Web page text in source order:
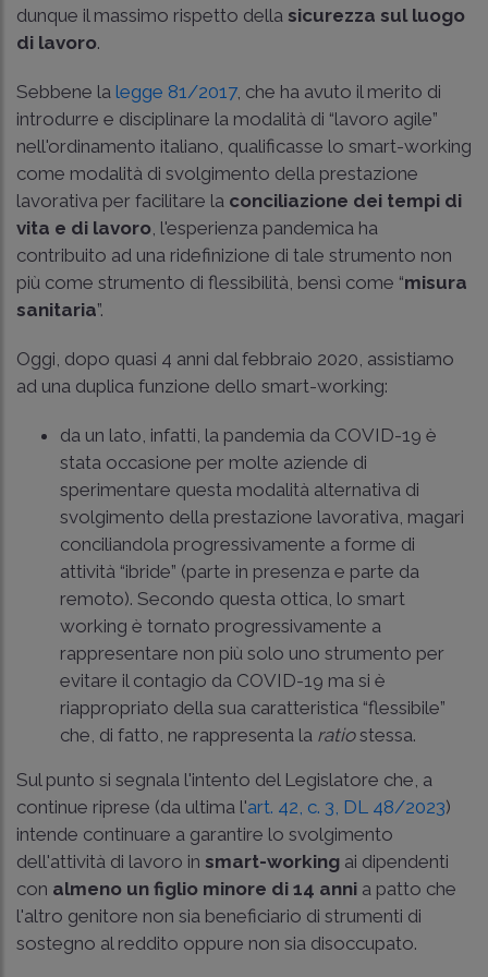
dunque il massimo rispetto della sicurezza sul luogo
di lavoro.
Sebbene la legge 81/2017, che ha avuto il merito di
introdurre e disciplinare la modalità di “lavoro agile”
nell'ordinamento italiano, qualificasse lo smart-working
come modalità di svolgimento della prestazione
lavorativa per facilitare la conciliazione dei tempi di
vita e di lavoro, l'esperienza pandemica ha
contribuito ad una ridefinizione di tale strumento non
più come strumento di flessibilità, bensì come “misura
sanitaria”.
Oggi, dopo quasi 4 anni dal febbraio 2020, assistiamo
ad una duplica funzione dello smart-working:
da un lato, infatti, la pandemia da COVID-19 è
stata occasione per molte aziende di
sperimentare questa modalità alternativa di
svolgimento della prestazione lavorativa, magari
conciliandola progressivamente a forme di
attività “ibride” (parte in presenza e parte da
remoto). Secondo questa ottica, lo smart
working è tornato progressivamente a
rappresentare non più solo uno strumento per
evitare il contagio da COVID-19 ma si è
riappropriato della sua caratteristica “flessibile”
che, di fatto, ne rappresenta la ratiostessa.
Sul punto si segnala l'intento del Legislatore che, a
continue riprese (da ultima l'art. 42, c. 3, DL 48/2023)
intende continuare a garantire lo svolgimento
dell'attività di lavoro in smart-working ai dipendenti
con almeno un figlio minore di 14 anni a patto che
l'altro genitore non sia beneficiario di strumenti di
sostegno al reddito oppure non sia disoccupato.